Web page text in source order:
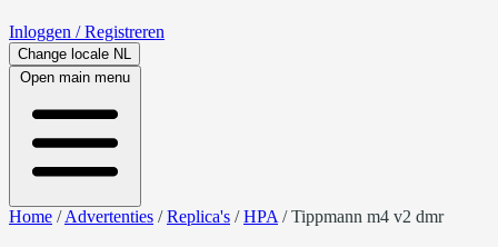
Inloggen / Registreren
Change locale NL
Open main menu
Home /Advertenties /Replica's /HPA /Tippmann m4 v2 dmr